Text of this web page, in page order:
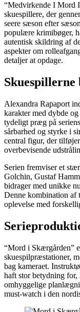
“Medvirkende I Mord
skuespillere, der
seere sæson efter
populære krimibøger,
autentisk skildring af
aspekter om
detaljer at opdage.
Alexandra Rapaport
karakter med dybde
tydeligt præg på
sårbarhed og styrke i
central figur, der
overbevisende
Serien fremviser et
Golchin, Gustaf
bidrager med unikke
Denne kombination af
oplevelse med
“Mord i Skærgården”
skuespilpræstationer,
bag kameraet.
haft stor betydning
omhyggelige
must-watch i den